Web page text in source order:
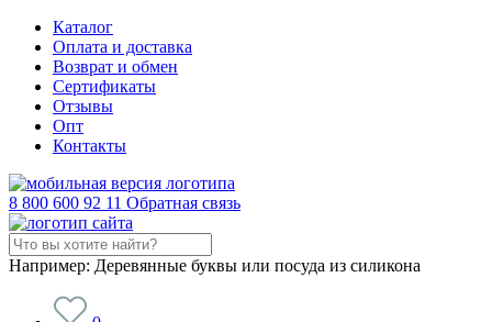
Каталог
Оплата и доставка
Возврат и обмен
Сертификаты
Отзывы
Опт
Контакты
8 800 600 92 11 Обратная связь
Например: Деревянные буквы или посуда из силикона